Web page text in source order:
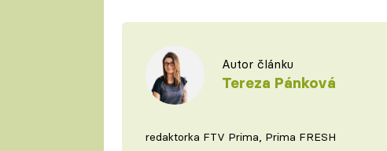
Autor článku
Tereza Pánková
redaktorka FTV Prima, Prima FRESH